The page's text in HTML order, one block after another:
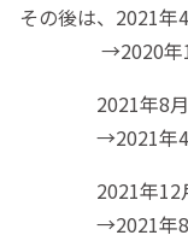
その後は、2021
→2020年12月
2021年8月1日
→2021年4月1
2021年12月1
→2021年8月1